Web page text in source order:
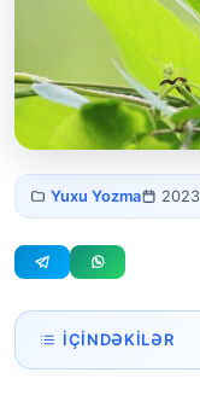
Yuxuda
görmək
Yuxu Yozma
İÇINDƏKILƏR